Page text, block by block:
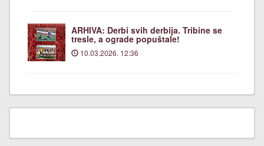
ARHIVA: Derbi svih derbija. Tribine se
tresle, a ograde popuštale!
10.03.2026. 12:36